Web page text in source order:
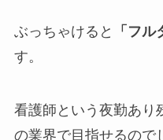
ぶっちゃけると 「フ
す。
看護師という夜勤あり
の業界で目指せるので